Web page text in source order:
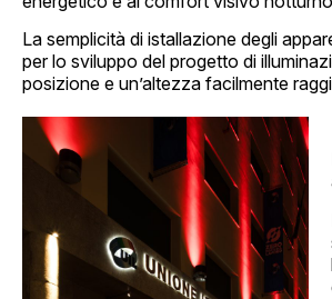
La semplicità di istallazione degli
per lo sviluppo del progetto di
posizione e un’altezza facilmente